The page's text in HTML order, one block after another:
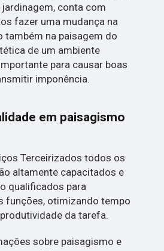
conta com
fazer uma mudança na
também na paisagem do
de um ambiente
para causar boas
imponência.
em paisagismo
Terceirizados todos os
altamente capacitados e
qualificados para
funções, otimizando tempo
da tarefa.
sobre paisagismo e